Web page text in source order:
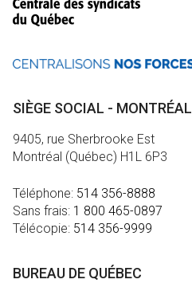
SIÈGE SOCIAL - MONTRÉAL
9405, rue Sherbrooke Est
Montréal (Québec) H1L 6P3
Téléphone: 514 356-8888
Sans frais: 1 800 465-0897
Télécopie: 514 356-9999
BUREAU DE QUÉBEC